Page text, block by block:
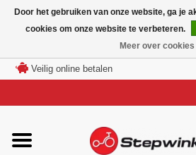
Veilig online betalen
Merken
Modellen
Accessoires
Door het gebruiken van onze website, ga je
cookies om onze website te verbeteren.
Meer over cookies